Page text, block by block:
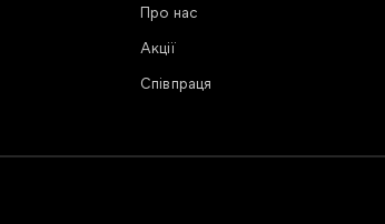
Про нас
Акції
Співпраця